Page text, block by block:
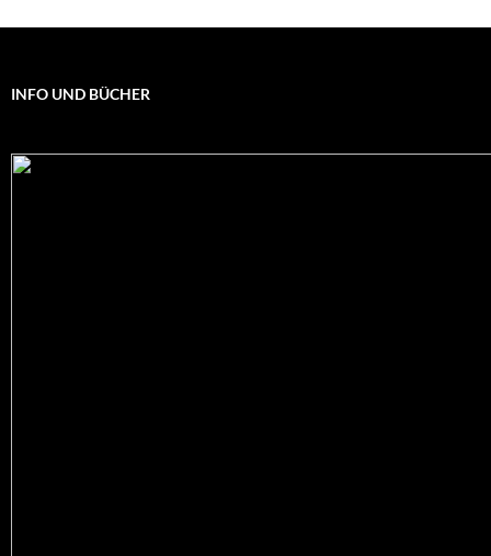
INFO UND BÜCHER